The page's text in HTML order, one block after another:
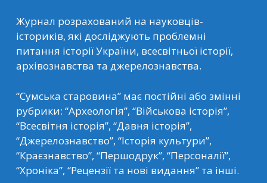
Журнал розрахований на науковців-
істориків, які досліджують проблемні
питання історії України, всесвітньої історії,
архівознавства та джерелознавства.
“Сумська старовина” має постійні або змінні
рубрики: “Археологія”, “Військова історія”,
“Всесвітня історія”, “Давня історія”,
“Джерелознавство”, “Історія культури”,
“Краєзнавство”, “Першодрук”, “Персоналії”,
“Хроніка”, “Рецензії та нові видання” та інші.